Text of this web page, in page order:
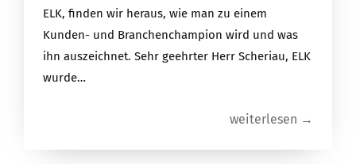
ELK, finden wir heraus, wie man zu einem
Kunden- und Branchenchampion wird und was
ihn auszeichnet. Sehr geehrter Herr Scheriau, ELK
wurde…
weiterlesen →